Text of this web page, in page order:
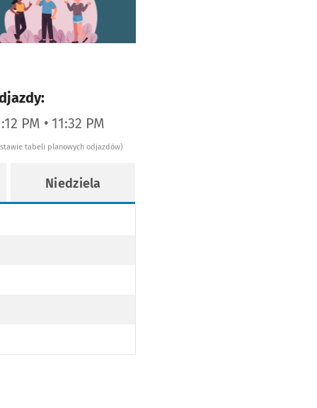
się w nowej karcie
PM • 11:32 PM
tabeli planowych odjazdów)
Niedziela
NISKOPODŁOGOWY